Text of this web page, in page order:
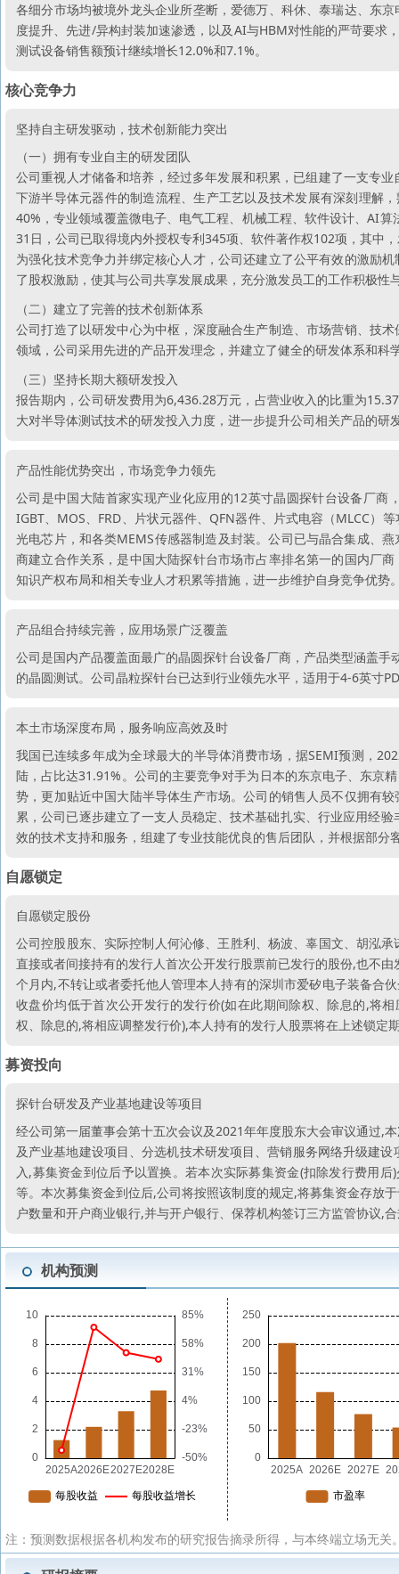
各细分市场均被境外龙头企业所垄断，爱德万、科休、泰瑞达、东
度提升、先进/异构封装加速渗透，以及AI与HBM对性能的严苛要
测试设备销售额预计继续增长12.0%和7.1%。
核心竞争力
坚持自主研发驱动，技术创新能力突出
（一）拥有专业自主的研发团队
公司重视人才储备和培养，经过多年发展和积累，已组建了一支专
下游半导体元器件的制造流程、生产工艺以及技术发展有深刻理解
40%，专业领域覆盖微电子、电气工程、机械工程、软件设计、AI
31日，公司已取得境内外授权专利345项、软件著作权102项，其中
为强化技术竞争力并绑定核心人才，公司还建立了公平有效的激励
了股权激励，使其与公司共享发展成果，充分激发员工的工作积极性
（二）建立了完善的技术创新体系
公司打造了以研发中心为中枢，深度融合生产制造、市场营销、技
领域，公司采用先进的产品开发理念，并建立了健全的研发体系和
（三）坚持长期大额研发投入
报告期内，公司研发费用为6,436.28万元，占营业收入的比重为
大对半导体测试技术的研发投入力度，进一步提升公司相关产品的研
产品性能优势突出，市场竞争力领先
公司是中国大陆首家实现产业化应用的12英寸晶圆探针台设备厂
IGBT、MOS、FRD、片状元器件、QFN器件、片式电容（MLCC）
光电芯片，和各类MEMS传感器制造及封装。公司已与晶合集成、
商建立合作关系，是中国大陆探针台市场市占率排名第一的国内厂
知识产权布局和相关专业人才积累等措施，进一步维护自身竞争优势
产品组合持续完善，应用场景广泛覆盖
公司是国内产品覆盖面最广的晶圆探针台设备厂商，产品类型涵盖
的晶圆测试。公司晶粒探针台已达到行业领先水平，适用于4-6英寸
本土市场深度布局，服务响应高效及时
我国已连续多年成为全球最大的半导体消费市场，据SEMI预测，
陆，占比达31.91%。公司的主要竞争对手为日本的东京电子、东京
势，更加贴近中国大陆半导体生产市场。公司的销售人员不仅拥有
累，公司已逐步建立了一支人员稳定、技术基础扎实、行业应用经
效的技术支持和服务，组建了专业技能优良的售后团队，并根据部
自愿锁定
自愿锁定股份
公司控股股东、实际控制人何沁修、王胜利、杨波、辜国文、胡泓
直接或者间接持有的发行人首次公开发行股票前已发行的股份,也不
个月内,不转让或者委托他人管理本人持有的深圳市爱矽电子装备合
收盘价均低于首次公开发行的发行价(如在此期间除权、除息的,将
权、除息的,将相应调整发行价),本人持有的发行人股票将在上述锁定
募资投向
探针台研发及产业基地建设等项目
经公司第一届董事会第十五次会议及2021年年度股东大会审议通过,
及产业基地建设项目、分选机技术研发项目、营销服务网络升级建
入,募集资金到位后予以置换。若本次实际募集资金(扣除发行费用
等。本次募集资金到位后,公司将按照该制度的规定,将募集资金存放
户数量和开户商业银行,并与开户银行、保荐机构签订三方监管协议,
机构预测
注：预测数据根据各机构发布的研究报告摘录所得，与本终端立场无